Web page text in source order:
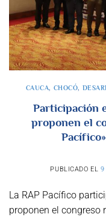
CAUCA, CHOCÓ,
Participación
proponen el
PUBLICADO EL 9
La RAP Pacífico
proponen el congreso